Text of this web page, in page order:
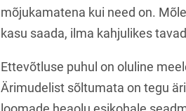
mõjukamatena kui need on.
kasu saada, ilma kahjulikes
Ettevõtluse puhul on oluline
Ärimudelist sõltumata on tegu